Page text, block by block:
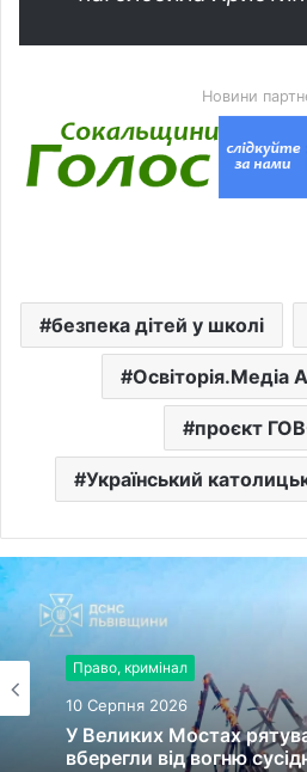
Новини
безпека дітей у школі
Освіторія.Медіа
проєкт
Український
Право, кримінал
10 Серпня 2026
У Великих Мостах
вберегли від вогню